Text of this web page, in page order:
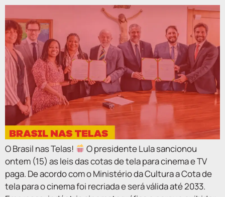
O Brasil nas Telas!
O presidente Lula sancionou
ontem (15) as leis das cotas de tela para cinema e TV
paga. De acordo com o Ministério da Cultura a Cota de
tela para o cinema foi recriada e será válida até 2033.